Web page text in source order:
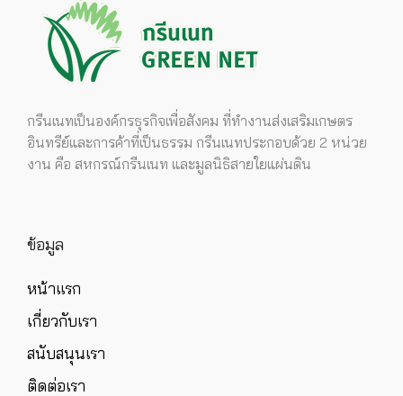
กรีนเนทเป็นองค์กรธุรกิจเพื่อสังคม ที่ทำงานส่งเสริมเกษตร
อินทรีย์และการค้าที่เป็นธรรม กรีนเนทประกอบด้วย 2 หน่วย
งาน คือ สหกรณ์กรีนเนท และมูลนิธิสายใยแผ่นดิน
ข้อมูล
หน้าแรก
เกี่ยวกับเรา
สนับสนุนเรา
ติดต่อเรา